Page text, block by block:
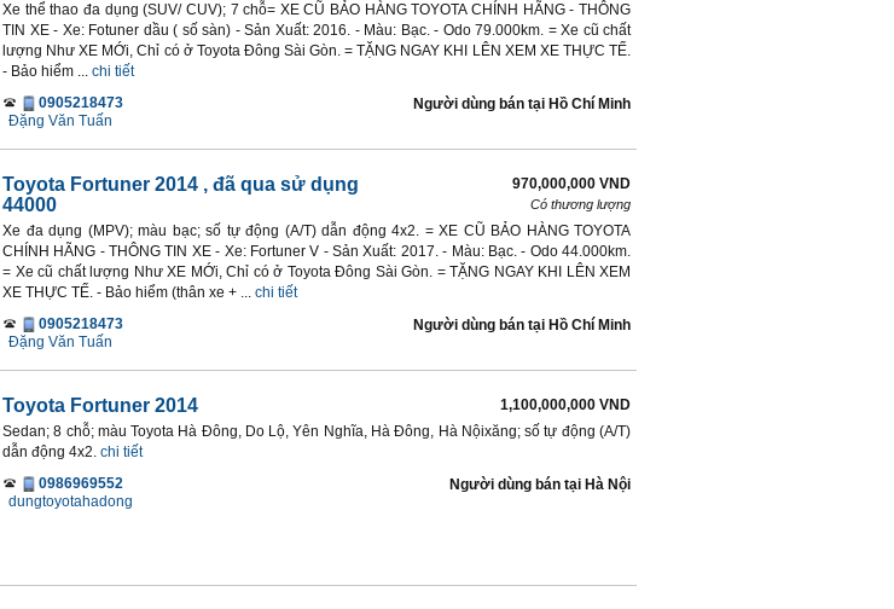
Xe thể thao đa dụng (SUV/ CUV); 7 chỗ= XE CŨ BẢO HÀNG TOYOTA CHÍNH HÃNG - THÔNG
TIN XE - Xe: Fotuner dầu ( số sàn) - Sản Xuất: 2016. - Màu: Bạc. - Odo 79.000km. = Xe cũ chất
lượng Như XE MỚi, Chỉ có ở Toyota Đông Sài Gòn. = TẶNG NGAY KHI LÊN XEM XE THỰC TẾ.
- Bảo hiểm ... chi tiết
0905218473
Đặng Văn Tuấn
Người dùng bán tại Hồ Chí Minh
Toyota Fortuner 2014 , đã qua sử dụng
44000
970,000,000 VND
Có thương lượng
Xe đa dụng (MPV); màu bạc; số tự động (A/T) dẫn động 4x2. = XE CŨ BẢO HÀNG TOYOTA
CHÍNH HÃNG - THÔNG TIN XE - Xe: Fortuner V - Sản Xuất: 2017. - Màu: Bạc. - Odo 44.000km.
= Xe cũ chất lượng Như XE MỚi, Chỉ có ở Toyota Đông Sài Gòn. = TẶNG NGAY KHI LÊN XEM
XE THỰC TẾ. - Bảo hiểm (thân xe + ... chi tiết
0905218473
Đặng Văn Tuấn
Người dùng bán tại Hồ Chí Minh
Toyota Fortuner 2014
1,100,000,000 VND
Sedan; 8 chỗ; màu Toyota Hà Đông, Do Lộ, Yên Nghĩa, Hà Đông, Hà Nộixăng; số tự động (A/T)
dẫn động 4x2. chi tiết
0986969552
dungtoyotahadong
Người dùng bán tại Hà Nội